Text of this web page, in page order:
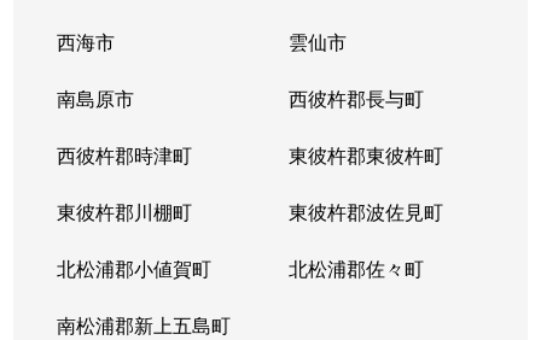
西海市 雲仙市
南島原市 西彼杵郡長与町
西彼杵郡時津町 東彼杵郡東彼杵町
東彼杵郡川棚町 東彼杵郡波佐見町
北松浦郡小値賀町 北松浦郡佐々町
南松浦郡新上五島町